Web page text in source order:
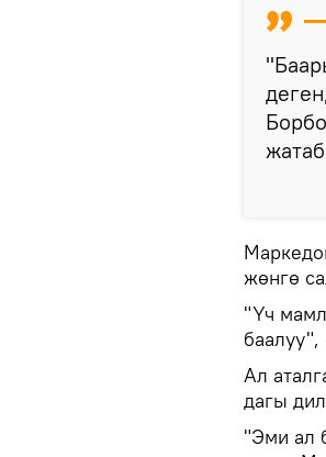
жөнгө
"Үч
Ал
дагы
"Эми ал